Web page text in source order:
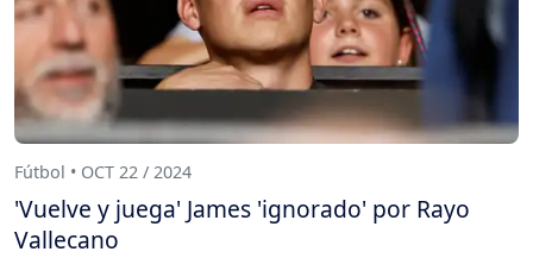
Fútbol • OCT 22 / 2024
'Vuelve y juega' James 'ignorado' por Rayo
Vallecano